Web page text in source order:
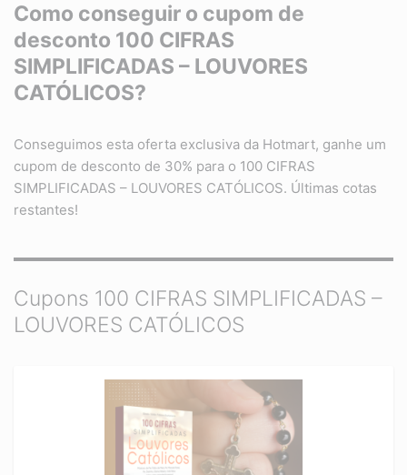
Como conseguir o cupom de
desconto 100 CIFRAS
SIMPLIFICADAS – LOUVORES
CATÓLICOS?
Conseguimos esta oferta exclusiva da Hotmart, ganhe um
cupom de desconto de 30% para o 100 CIFRAS
SIMPLIFICADAS – LOUVORES CATÓLICOS. Últimas cotas
restantes!
Cupons 100 CIFRAS SIMPLIFICADAS –
LOUVORES CATÓLICOS